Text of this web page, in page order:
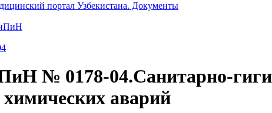
портал Узбекистана. Документы
№ 0178-04.Санитарно-
химических аварий